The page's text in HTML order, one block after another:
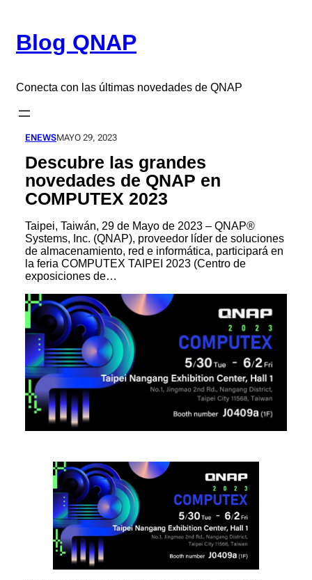
contenido
Blog QNAP
Conecta con las últimas novedades de QNAP
ENEWSMAYO 29, 2023
Descubre las grandes
novedades de QNAP en
COMPUTEX 2023
Taipei, Taiwán, 29 de Mayo de 2023 – QNAP®
Systems, Inc. (QNAP), proveedor líder de soluciones
de almacenamiento, red e informática, participará en
la feria COMPUTEX TAIPEI 2023 (Centro de
exposiciones de…